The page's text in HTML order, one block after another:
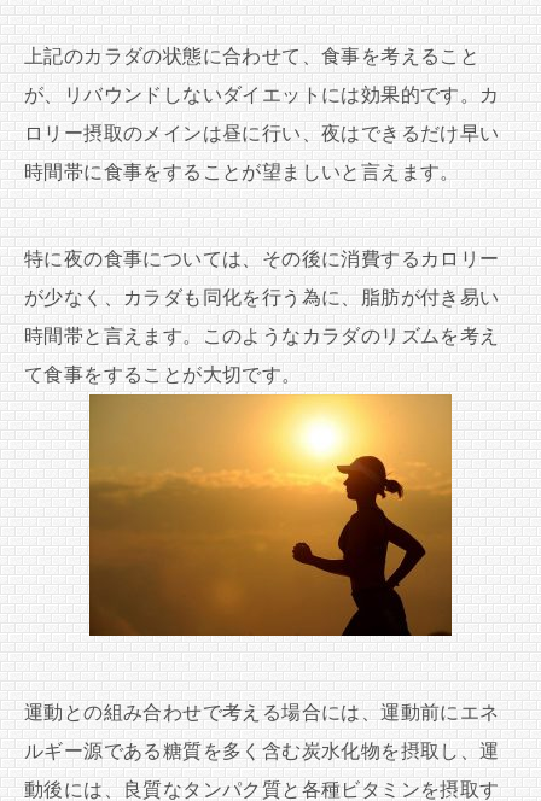
上記のカラダの状態に合わせて、食事を考えること
が、リバウンドしないダイエットには効果的です。カ
ロリー摂取のメインは昼に行い、夜はできるだけ早い
時間帯に食事をすることが望ましいと言えます。
特に夜の食事については、その後に消費するカロリー
が少なく、カラダも同化を行う為に、脂肪が付き易い
時間帯と言えます。このようなカラダのリズムを考え
て食事をすることが大切です。
運動との組み合わせで考える場合には、運動前にエネ
ルギー源である糖質を多く含む炭水化物を摂取し、運
動後には、良質なタンパク質と各種ビタミンを摂取す